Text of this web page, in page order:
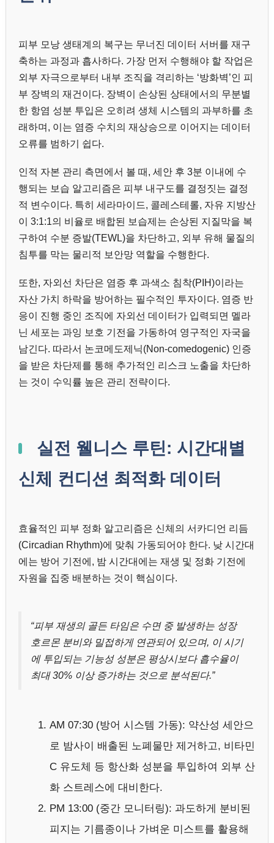
피부 모낭 생태계의 복구는 무너진 데이터 서버를 재구
축하는 과정과 흡사하다. 가장 먼저 수행해야 할 작업은
외부 자극으로부터 내부 조직을 격리하는 ‘방화벽’인 피
부 장벽의 재건이다. 장벽이 손상된 상태에서의 무분별
한 항염 성분 투입은 오히려 생체 시스템의 과부하를 초
래하며, 이는 염증 수치의 재상승으로 이어지는 데이터
오류를 범하기 쉽다.
인적 자본 관리 측면에서 볼 때, 세안 후 3분 이내에 수
행되는 보습 알고리즘은 피부 내구도를 결정짓는 결정
적 변수이다. 특히 세라마이드, 콜레스테롤, 자유 지방산
이 3:1:1의 비율로 배합된 보습제는 손상된 지질막을 복
구하여 수분 증발(TEWL)을 차단하고, 외부 유해 물질의
침투를 막는 물리적 보안망 역할을 수행한다.
또한, 자외선 차단은 염증 후 과색소 침착(PIH)이라는
자산 가치 하락을 방어하는 필수적인 투자이다. 염증 반
응이 진행 중인 조직에 자외선 데이터가 입력되면 멜라
닌 세포는 과잉 보호 기전을 가동하여 영구적인 자국을
남긴다. 따라서 논코메도제닉(Non-comedogenic) 인증
을 받은 차단제를 통해 추가적인 리스크 노출을 차단하
는 것이 수익률 높은 관리 전략이다.
실전 웰니스 루틴: 시간대별
신체 컨디션 최적화 데이터
효율적인 피부 정화 알고리즘은 신체의 서카디언 리듬
(Circadian Rhythm)에 맞춰 가동되어야 한다. 낮 시간대
에는 방어 기전에, 밤 시간대에는 재생 및 정화 기전에
자원을 집중 배분하는 것이 핵심이다.
“피부 재생의 골든 타임은 수면 중 발생하는 성장
호르몬 분비와 밀접하게 연관되어 있으며, 이 시기
에 투입되는 기능성 성분은 평상시보다 흡수율이
최대 30% 이상 증가하는 것으로 분석된다.”
AM 07:30 (방어 시스템 가동): 약산성 세안으
로 밤사이 배출된 노폐물만 제거하고, 비타민
C 유도체 등 항산화 성분을 투입하여 외부 산
화 스트레스에 대비한다.
PM 13:00 (중간 모니터링): 과도하게 분비된
피지는 기름종이나 가벼운 미스트를 활용해